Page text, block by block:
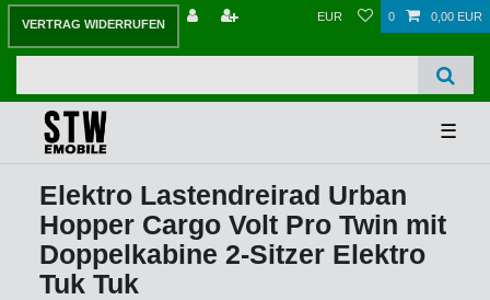
VERTRAG WIDERRUFEN
EUR 0 0,00 EUR
☰
Elektro Lastendreirad Urban
Hopper Cargo Volt Pro Twin mit
Doppelkabine 2-Sitzer Elektro
Tuk Tuk